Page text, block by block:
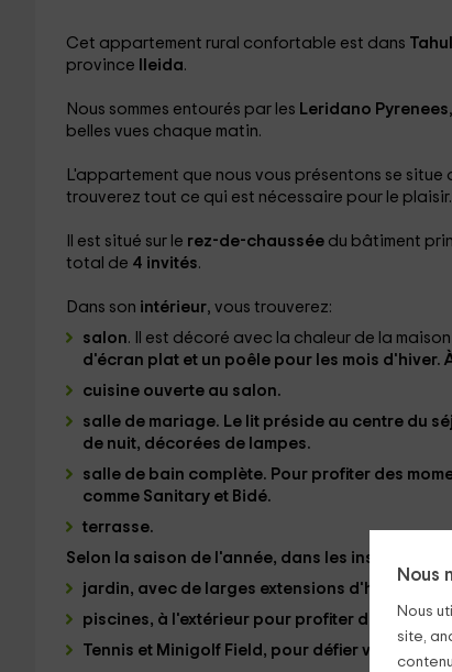
Nous
Nous
site,
Cet appartement rural confortable est dans Tahull
province
lleida.
Nous sommes entourés par les Leridano Pyrenees
belles vues chaque matin.
L'appartement que nous vous présentons se situe
trouverez tout ce qui est nécessaire pour le plaisir.
Il est situé sur le rez-de-chaussée du bâtiment
total de 4 invités.
Dans son intérieur, vous trouverez:
salon. Il est décoré avec la chaleur de la
d'écran plat et un poêle pour les mois d'hiver.
cuisine ouverte au salon.
salle de mariage. Le lit préside au centre du
de nuit, décorées de lampes.
salle de bain complète. Pour profiter des
comme Sanitary et Bidé.
terrasse.
Selon la saison de l'année, dans les installations
jardin, avec de larges extensions d'herbe
piscines, à l'extérieur pour profiter des jours
Tennis et Minigolf Field , pour défier vos amis